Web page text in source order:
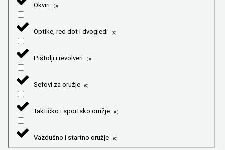
Okviri (0)
Optike, red dot i dvogledi (0)
Pištolji i revolveri (0)
Sefovi za oružje (0)
Taktičko i sportsko oružje (0)
Vazdušno i startno oružje (0)